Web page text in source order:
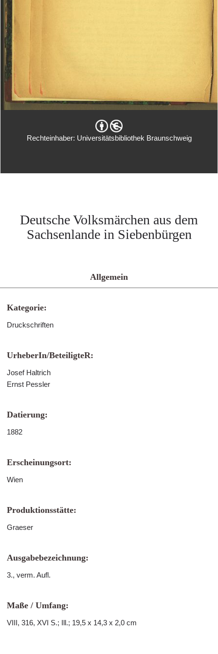
Rechteinhaber: Universitätsbibliothek Braunschweig
Deutsche Volksmärchen aus dem
Sachsenlande in Siebenbürgen
Allgemein
Kategorie:
Druckschriften
UrheberIn/BeteiligteR:
Josef Haltrich
Ernst Pessler
Datierung:
1882
Erscheinungsort:
Wien
Produktionsstätte:
Graeser
Ausgabebezeichnung:
3., verm. Aufl.
Maße / Umfang:
VIII, 316, XVI S.; Ill.; 19,5 x 14,3 x 2,0 cm